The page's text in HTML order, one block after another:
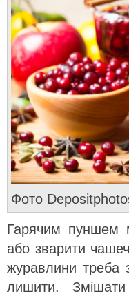
Фото
Гарячим пуншем
або зварити
журавлини треба
лишити.